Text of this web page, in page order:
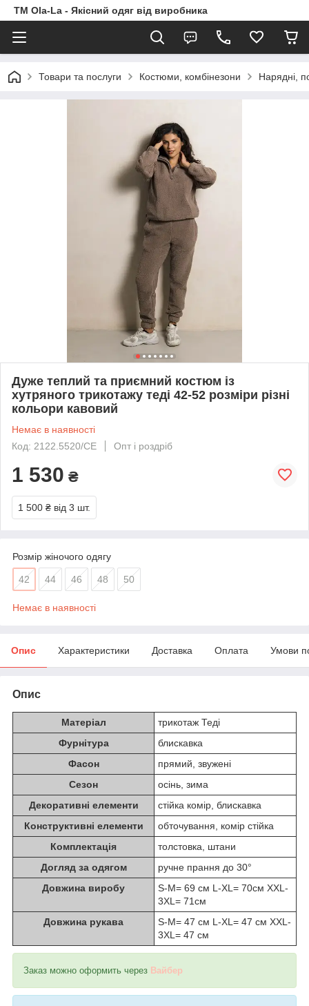
TM Ola-La - Якісний одяг від виробника
Товари та послуги Костюми, комбінезони Нарядні,
Дуже теплий та приємний костюм із
хутряного трикотажу теді 42-52 розміри різні
кольори кавовий
Немає в наявності
Код: 2122.5520/СЕ
Опт і роздріб
1 530 ₴
1 500 ₴ від 3 шт.
Розмір жіночого одягу
42 44 46 48 50
Немає в наявності
Опис Характеристики Доставка Оплата Умови
Опис
Матеріал
трикотаж Теді
Фурнітура
блискавка
Фасон
прямий, звужені
Сезон
осінь, зима
Декоративні елементи
стійка комір, блискавка
Конструктивні елементи
обточування, комір стійка
Комплектація
толстовка, штани
Догляд за одягом
ручне прання до 30°
Довжина виробу
S-M= 69 см L-XL= 70см XXL-
3XL= 71см
Довжина рукава
S-M= 47 см L-XL= 47 см XXL-
3XL= 47 см
Заказ можно оформить через Вайбер